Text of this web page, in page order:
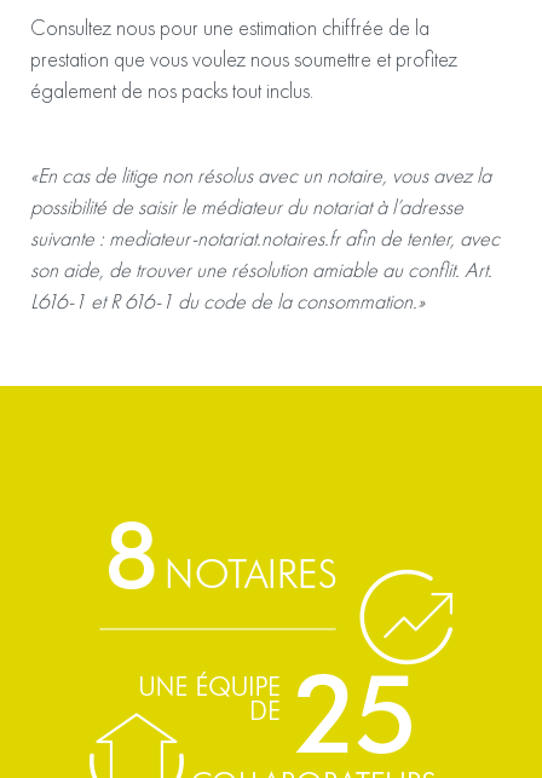
Consultez nous pour une estimation chiffrée de la
prestation que vous voulez nous soumettre et profitez
également de nos packs tout inclus.
«En cas de litige non résolus avec un notaire, vous avez la
possibilité de saisir le médiateur du notariat à l’adresse
suivante : mediateur-notariat.notaires.frafin de tenter, avec
son aide, de trouver une résolution amiable au conflit. Art.
L616-1 et R 616-1 du code de la consommation.»